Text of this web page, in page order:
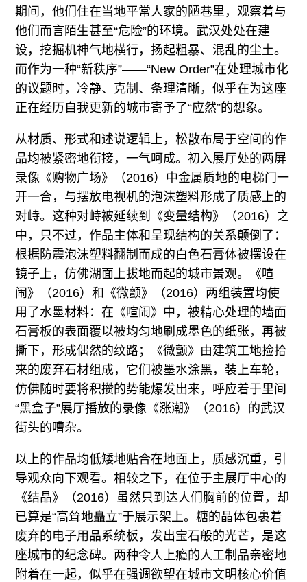
期间，他们住在当地平常人家的陋巷里，观察着与
他们而言陌生甚至“危险”的环境。武汉处处在建
设，挖掘机神气地横行，扬起粗暴、混乱的尘土。
而作为一种“新秩序”——“New Order”在处理城市化
的议题时，冷静、克制、条理清晰，似乎在为这座
正在经历自我更新的城市寄予了“应然”的想象。
从材质、形式和述说逻辑上，松散布局于空间的作
品均被紧密地衔接，一气呵成。初入展厅处的两屏
录像《购物广场》（2016）中金属质地的电梯门一
开一合，与摆放电视机的泡沫塑料形成了质感上的
对峙。这种对峙被延续到《变量结构》（2016）之
中，只不过，作品主体和呈现结构的关系颠倒了：
根据防震泡沫塑料翻制而成的白色石膏体被摆设在
镜子上，仿佛湖面上拔地而起的城市景观。《喧
闹》（2016）和《微颤》（2016）两组装置均使
用了水墨材料：在《喧闹》中，被精心处理的墙面
石膏板的表面覆以被均匀地刷成墨色的纸张，再被
撕下，形成偶然的纹路；《微颤》由建筑工地捡拾
来的废弃石材组成，它们被墨水涂黑，装上车轮，
仿佛随时要将积攒的势能爆发出来，呼应着于里间
“黑盒子”展厅播放的录像《涨潮》（2016）的武汉
街头的嘈杂。
以上的作品均低矮地贴合在地面上，质感沉重，引
导观众向下观看。相较之下，在位于主展厅中心的
《结晶》（2016）虽然只到达人们胸前的位置，却
已算是“高耸地矗立”于展示架上。糖的晶体包裹着
废弃的电子用品系统板，发出宝石般的光芒，是这
座城市的纪念碑。两种令人上瘾的人工制品亲密地
附着在一起，似乎在强调欲望在城市文明核心价值